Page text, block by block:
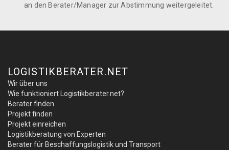
an den Berater/Manager zur Abstimmung weitergeleitet.
LOGISTIKBERATER.NET
Wir über uns
Wie funktioniert Logistikberater.net?
Berater finden
Projekt finden
Projekt einreichen
Logistikberatung von Experten
Berater für Beschaffungslogistik und Transport